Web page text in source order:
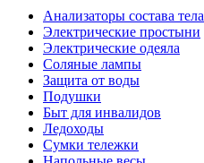
Анализаторы состава тела
Электрические простыни
Электрические одеяла
Соляные лампы
Защита от воды
Подушки
Быт для инвалидов
Ледоходы
Сумки тележки